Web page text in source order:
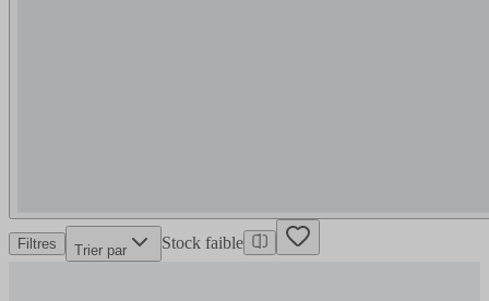
Filtres Trier par Stock faible